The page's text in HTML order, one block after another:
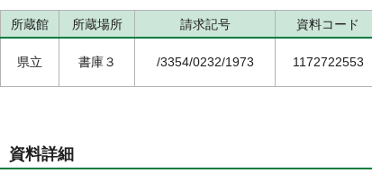
所蔵館 所蔵場所 請求記号 資料コード
県立 書庫３ /3354/0232/1973 1172722553
資料詳細